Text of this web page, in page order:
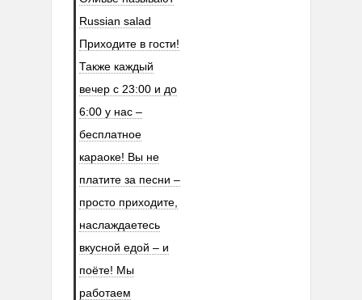
Russian salad
Приходите в гости!
Также каждый
вечер с 23:00 и до
6:00 у нас –
бесплатное
караоке! Вы не
платите за песни –
просто приходите,
наслаждаетесь
вкусной едой – и
поёте! Мы
работаем